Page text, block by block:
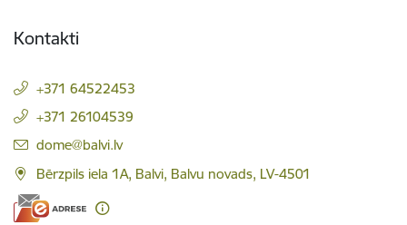
Kontakti
+371 64522453
+371 26104539
E-pasts:
dome@balvi.lv
Bērzpils iela 1A, Balvi, Balvu novads, LV-4501